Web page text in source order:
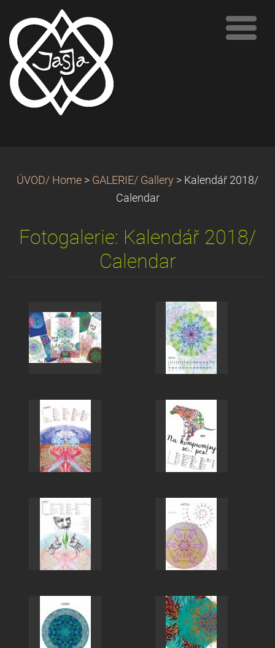
ÚVOD/ Home > GALERIE/ Gallery > Kalendář 2018/
Calendar
Fotogalerie: Kalendář 2018/
Calendar